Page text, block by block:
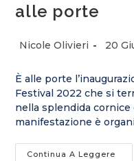
alle porte
Autore
Nicole Olivieri 20
È alle porte
Festival 2022 che si
nella splendida cornice
manifestazione è
Continua A Leggere